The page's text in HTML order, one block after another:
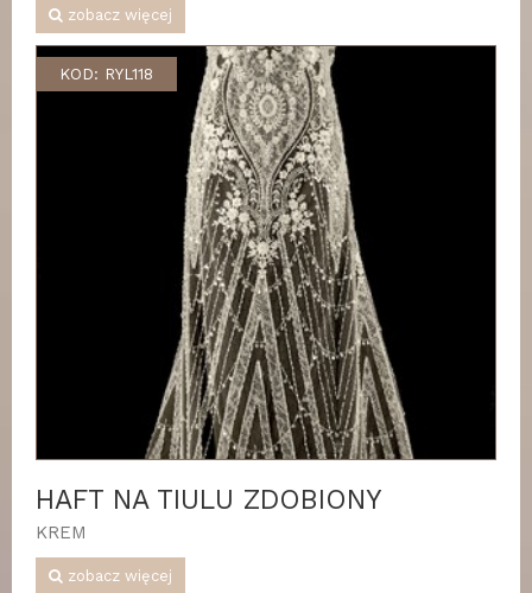
zobacz więcej
KOD: RYL118
HAFT NA TIULU ZDOBIONY
KREM
zobacz więcej